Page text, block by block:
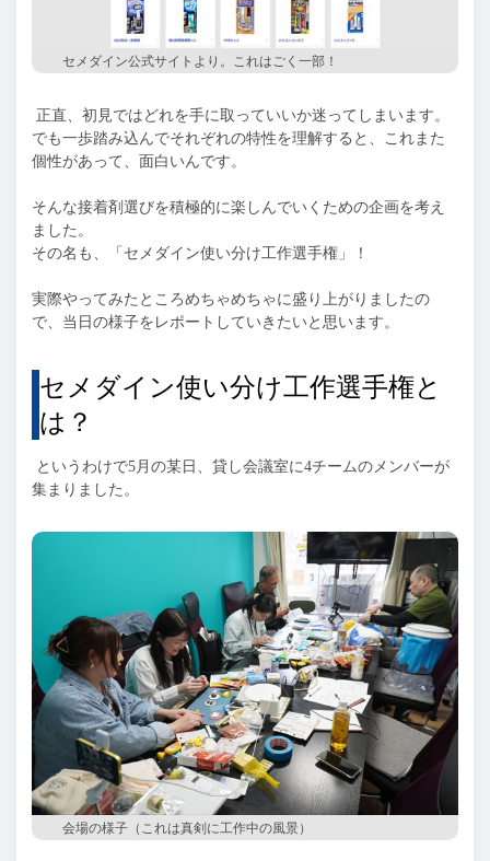
セメダイン公式サイトより。これはごく一部！
正直、初見ではどれを手に取っていいか迷ってしまいます。
でも一歩踏み込んでそれぞれの特性を理解すると、これまた
個性があって、面白いんです。
そんな接着剤選びを積極的に楽しんでいくための企画を考え
ました。
その名も、「セメダイン使い分け工作選手権」！
実際やってみたところめちゃめちゃに盛り上がりましたの
で、当日の様子をレポートしていきたいと思います。
セメダイン使い分け工作選手権と
は？
というわけで5月の某日、貸し会議室に4チームのメンバーが
集まりました。
会場の様子（これは真剣に工作中の風景）